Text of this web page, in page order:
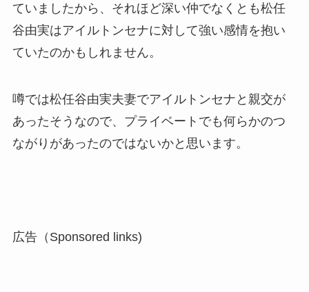
ていましたから、それほど深い仲でなくとも松任
谷由実はアイルトンセナに対して強い感情を抱い
ていたのかもしれません。
噂では松任谷由実夫妻でアイルトンセナと親交が
あったそうなので、プライベートでも何らかのつ
ながりがあったのではないかと思います。
広告（Sponsored links)